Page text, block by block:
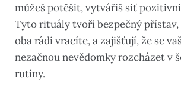
můžeš potěšit, vytváříš síť
Tyto rituály tvoří bezpečný přístav,
oba rádi vracíte, a zajišťují, že se
nezačnou nevědomky rozcházet v
rutiny.